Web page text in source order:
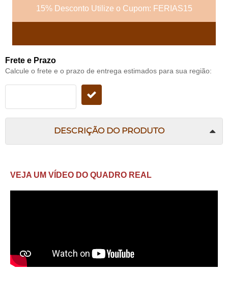
15% Desconto Utilize o Cupom: FERIAS15
Frete e Prazo
Calcule o frete e o prazo de entrega estimados para sua região:
DESCRIÇÃO DO PRODUTO
VEJA UM VÍDEO DO QUADRO REAL